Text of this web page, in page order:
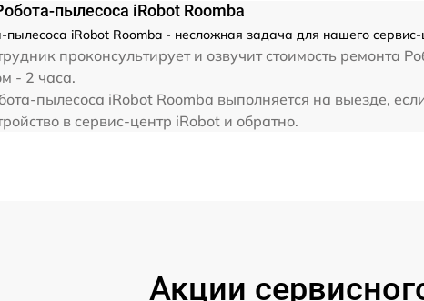
пылесоса iRobot Roomba
пылесоса iRobot Roomba - несложная задача для нашего
проконсультирует и озвучит стоимость ремонта
- 2 часа.
пылесоса iRobot Roomba выполняется на выезде,
в сервис-центр iRobot и обратно.
Акции